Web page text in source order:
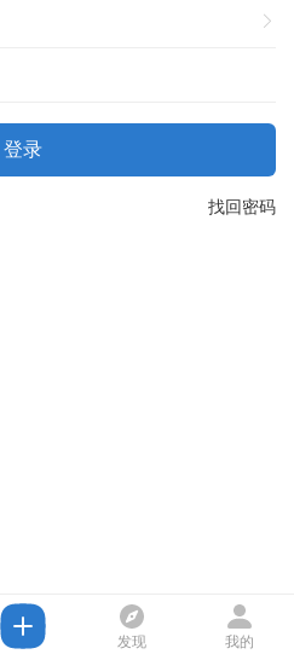
登录
找回密码
发现 我的